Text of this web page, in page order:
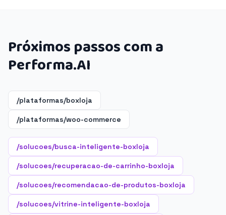
Próximos passos com a
Performa.AI
/plataformas/boxloja
/plataformas/woo-commerce
/solucoes/busca-inteligente-boxloja
/solucoes/recuperacao-de-carrinho-boxloja
/solucoes/recomendacao-de-produtos-boxloja
/solucoes/vitrine-inteligente-boxloja